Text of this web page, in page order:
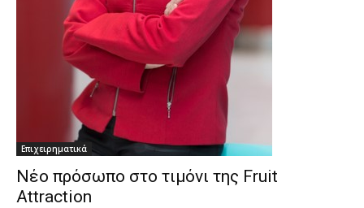
Επιχειρηματικά
Νέο πρόσωπο στο τιμόνι της Fruit
Attraction